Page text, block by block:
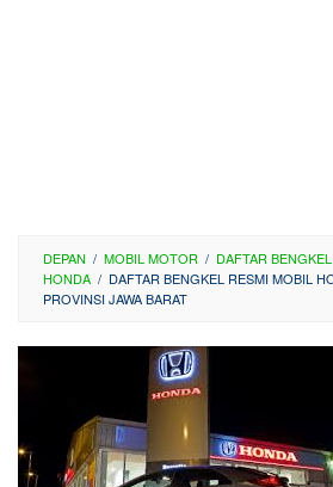
DEPAN / MOBIL MOTOR / DAFTAR BENGKEL
HONDA / DAFTAR BENGKEL RESMI MOBIL
PROVINSI JAWA BARAT